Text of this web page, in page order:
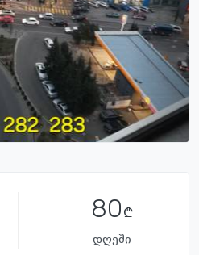
80
დღეში